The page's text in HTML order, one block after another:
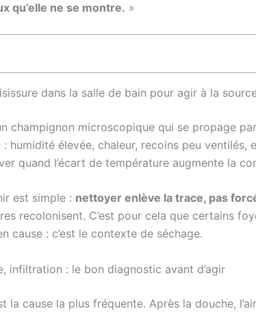
qu’elle ne se montre. »
dans la salle de bain pour agir à la
champignon microscopique qui se propage
humidité élevée, chaleur, recoins peu
quand l’écart de température augmente la
est simple : nettoyer enlève la trace, pas
recolonisent. C’est pour cela que certains
cause : c’est le contexte de séchage.
infiltration : le bon diagnostic avant d’agir
la cause la plus fréquente. Après la douche,